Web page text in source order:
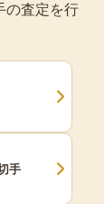
の査定を行
手